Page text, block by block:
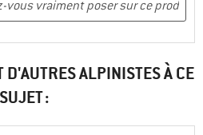
D'AUTRES ALPINISTES À CE
SUJET :